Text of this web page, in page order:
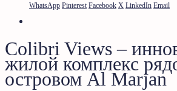
WhatsApp Pinterest Facebook X LinkedIn Email
Colibri Views –
жилой комплекс
островом Al Marjan